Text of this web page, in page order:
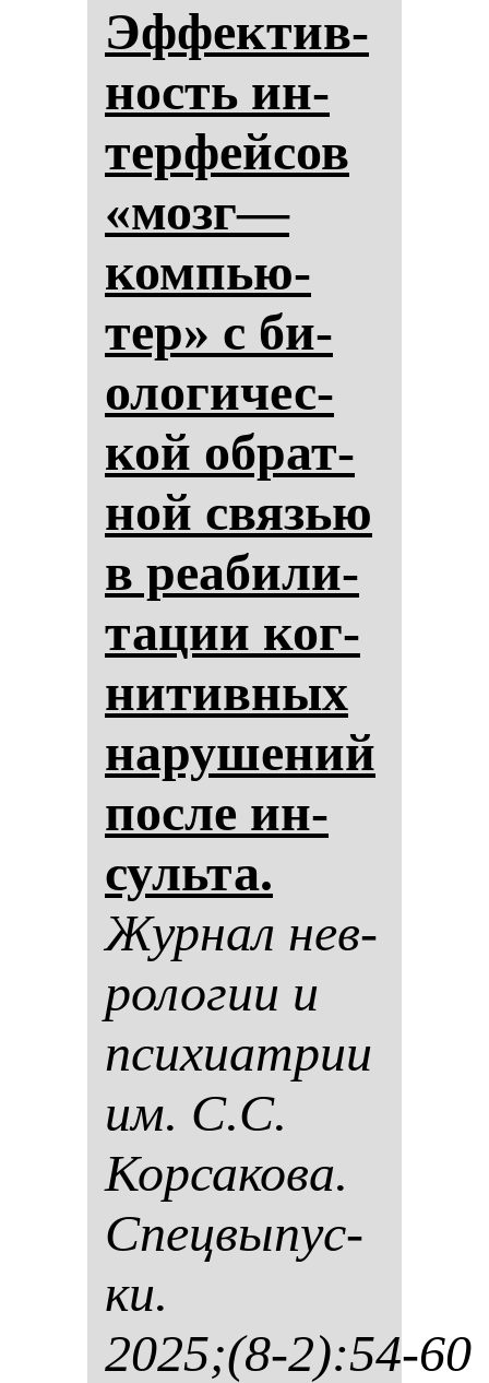
Эф­фек­тив­
ность ин­
тер­фей­сов
«мозг—
ком­пью­
тер» с би­
оло­ги­чес­
кой об­рат­
ной связью
в ре­аби­ли­
та­ции ког­
ни­тив­ных
на­ру­ше­ний
пос­ле ин­
суль­та.
Жур­нал нев­
ро­ло­гии и
пси­хи­ат­рии
им. С.С.
Кор­са­ко­ва.
Спец­вы­пус­
ки.
2025;(8-2):54-60